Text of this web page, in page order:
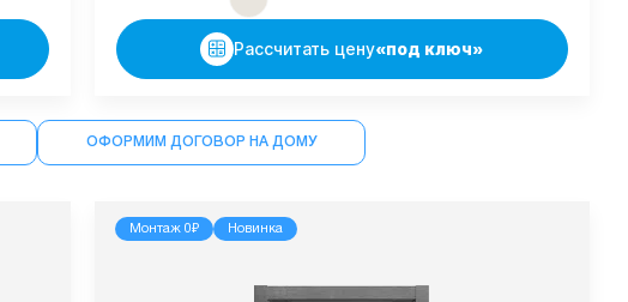
Рассчитать цену«под ключ»
ОФОРМИМ ДОГОВОР НА ДОМУ
Монтаж 0₽ Новинка